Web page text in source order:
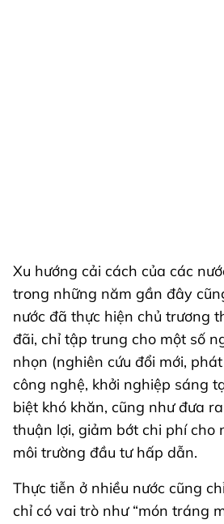
Xu hướng cải cách của các
trong những năm gần đây
nước đã thực hiện chủ trương
đãi, chỉ tập trung cho một số
nhọn (nghiên cứu đổi mới,
công nghệ, khởi nghiệp sáng
biệt khó khăn, cũng như đưa
thuận lợi, giảm bớt chi phí cho
môi trường đầu tư hấp dẫn.
Thực tiễn ở nhiều nước cũng
chỉ có vai trò như “món tráng